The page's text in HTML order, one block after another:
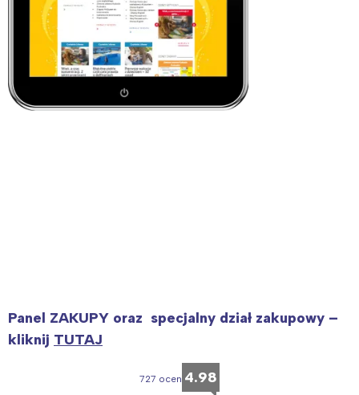
Panel ZAKUPY oraz specjalny dział zakupowy –
kliknij TUTAJ
727 ocen 4.98
Interesują mnie wydarzenia z
tego regionu: